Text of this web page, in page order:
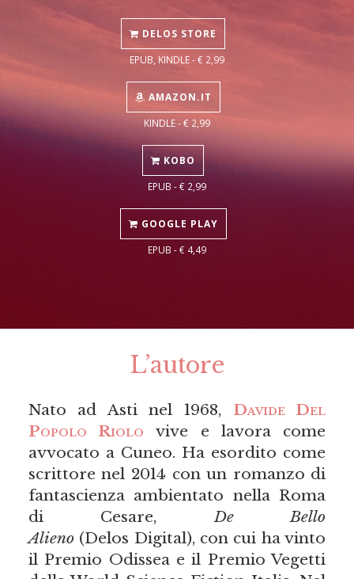
DELOS STORE
EPUB, KINDLE - € 2,99
AMAZON.IT
KINDLE - € 2,99
KOBO
EPUB - € 2,99
GOOGLE PLAY
EPUB - € 4,49
L’autore
Nato ad Asti nel 1968, Davide Del
Popolo Riolo vive e lavora come
avvocato a Cuneo. Ha esordito come
scrittore nel 2014 con un romanzo di
fantascienza ambientato nella Roma
di Cesare,De Bello
Alieno(Delos Digital), con cui ha vinto
il Premio Odissea e il Premio Vegetti